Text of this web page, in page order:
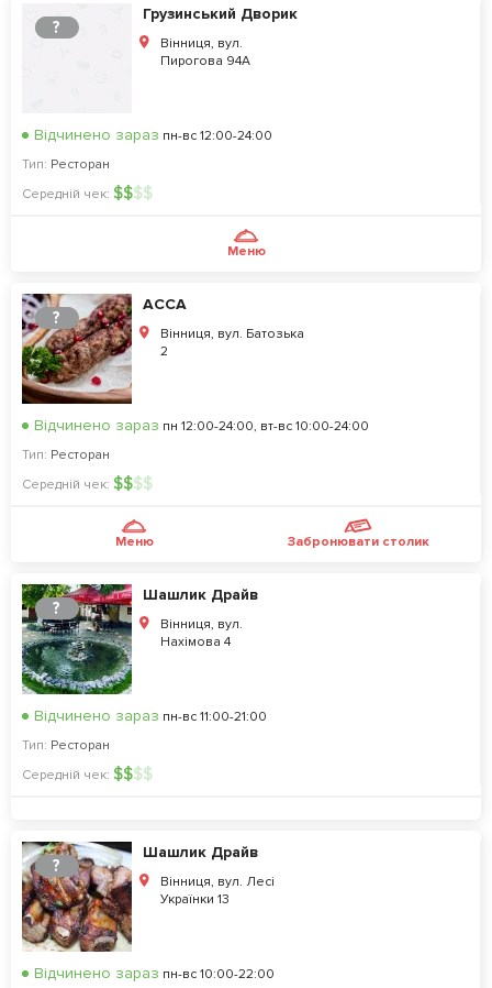
?
Грузинський Дворик
Вінниця, вул.
Пирогова 94А
Відчинено зараз пн-вс 12:00-24:00
Тип: Ресторан
Середній чек: $$$$
Меню
?
АССА
Вінниця, вул. Батозька
2
Відчинено зараз пн 12:00-24:00, вт-вс 10:00-24:00
Тип: Ресторан
Середній чек: $$$$
Меню Забронювати столик
?
Шашлик Драйв
Вінниця, вул.
Нахімова 4
Відчинено зараз пн-вс 11:00-21:00
Тип: Ресторан
Середній чек: $$$$
?
Шашлик Драйв
Вінниця, вул. Лесі
Українки 13
Відчинено зараз пн-вс 10:00-22:00